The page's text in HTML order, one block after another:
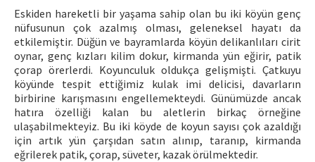
Eskiden hareketli bir yaşama sahip olan bu iki köyün genç
nüfusunun çok azalmış olması, geleneksel hayatı da
etkilemiştir. Düğün ve bayramlarda köyün delikanlıları cirit
oynar, genç kızları kilim dokur, kirmanda yün eğirir, patik
çorap örerlerdi. Koyunculuk oldukça gelişmişti. Çatkuyu
köyünde tespit ettiğimiz kulak imi delicisi, davarların
birbirine karışmasını engellemekteydi. Günümüzde ancak
hatıra özelliği kalan bu aletlerin birkaç örneğine
ulaşabilmekteyiz. Bu iki köyde de koyun sayısı çok azaldığı
için artık yün çarşıdan satın alınıp, taranıp, kirmanda
eğrilerek patik, çorap, süveter, kazak örülmektedir.